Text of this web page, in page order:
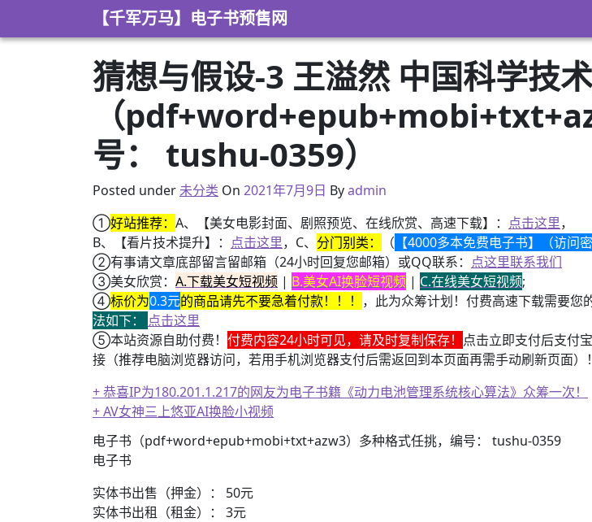
【千军万马】电子书预售网
猜想与假设-3 王溢然 中国科学技
（
号： tushu-0359）
Posted under未分类 On 2021年5月3日
2021年7月9日 Byadmin
①好站推荐： A、【美女电影封面、剧照预览、在线欣赏、高速下载】： 点击这里，
B、【看片技术提升】： 点击这里，C、 分门别类： （ 【4000多本免费电子书】（访问
②有事请文章底部留言留邮箱（24小时回复您邮箱）或QQ联系： 点这里联系我们
③美女欣赏： A.下载美女短视频 | B.美女AI换脸短视频 | C.在线美女短视频;
④标价为0.3元的商品请先不要急着付款！！！ ，此为众筹计划！付费高速下载需要您
法如下： 点击这里
⑤本站资源自助付费！ 付费内容24小时可见，请及时复制保存！ 点击立即支付后支付
接（推荐电脑浏览器访问，若用手机浏览器支付后需返回到本页面再需手动刷新页面）！
+ 恭喜IP为180.201.1.217的网友为电子书籍《动力电池管理系统核心算法》众筹一次！
+ AV女神三上悠亚AI换脸小视频
+ AV女神文化课！近400位AV女优明星故事简介
电子书（pdf+word+epub+mobi+txt+azw3）多种格式任挑，编号： tushu-0359
电子书
实体书出售（押金）： 50元
实体书出租（租金）： 3元